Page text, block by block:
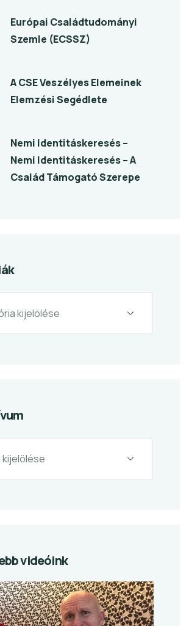
Európai Családtudományi
Szemle (ECSSZ)
A CSE Veszélyes Elemeinek
Elemzési Segédlete
Nemi Identitáskeresés –
Nemi Identitáskeresés – A
Család Támogató Szerepe
videóink